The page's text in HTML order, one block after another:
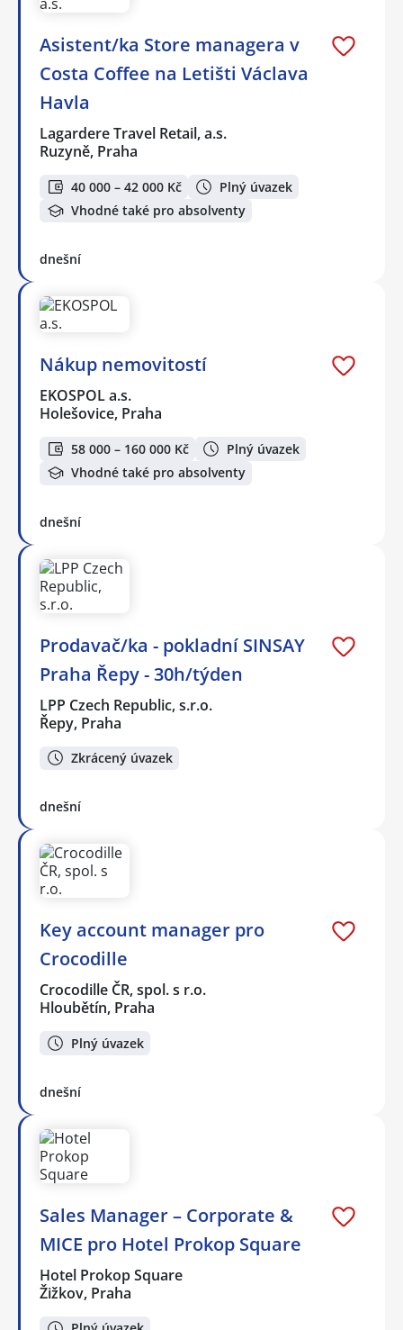
Asistent/ka Store managera v
Costa Coffee na Letišti Václava
Havla
Lagardere Travel Retail, a.s.
Ruzyně, Praha
40 000 – 42 000 Kč
Plný úvazek
Vhodné také pro absolventy
dnešní
Nákup nemovitostí
EKOSPOL a.s.
Holešovice, Praha
58 000 – 160 000 Kč
Plný úvazek
Vhodné také pro absolventy
dnešní
Prodavač/ka - pokladní SINSAY
Praha Řepy - 30h/týden
LPP Czech Republic, s.r.o.
Řepy, Praha
Zkrácený úvazek
dnešní
Key account manager pro
Crocodille
Crocodille ČR, spol. s r.o.
Hloubětín, Praha
Plný úvazek
dnešní
Sales Manager – Corporate &
MICE pro Hotel Prokop Square
Hotel Prokop Square
Žižkov, Praha